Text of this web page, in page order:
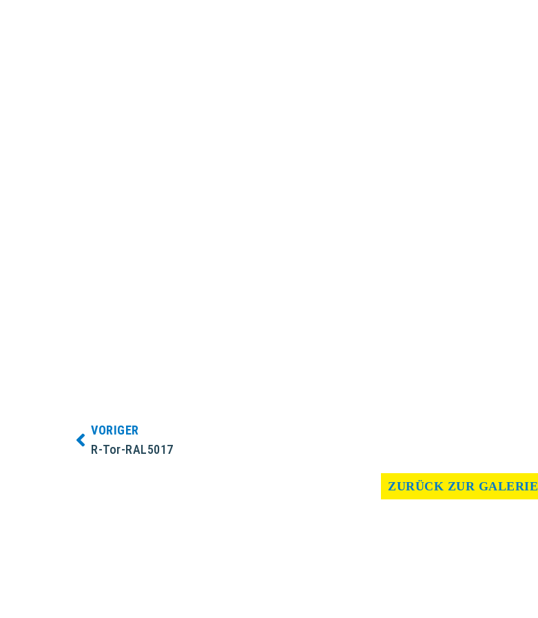
VORIGER
R-Tor-RAL5017
ZURÜCK ZUR GALERIE